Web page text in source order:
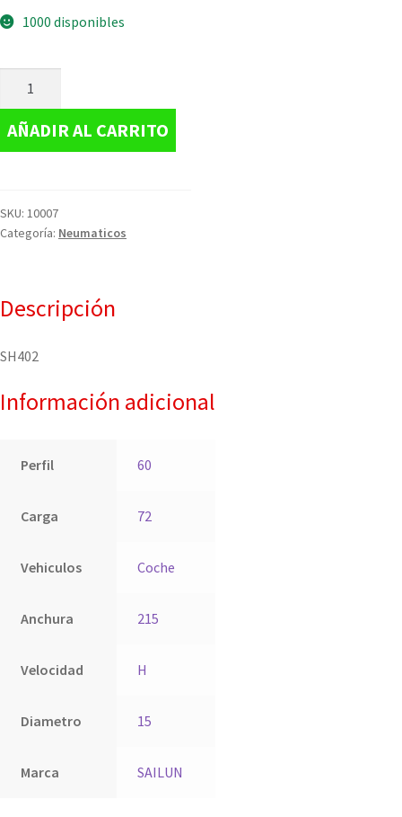
1000 disponibles
AÑADIR AL CARRITO
SKU: 10007
Categoría: Neumaticos
Descripción
SH402
Información adicional
Perfil 60
Carga 72
Vehiculos Coche
Anchura 215
Velocidad H
Diametro 15
Marca SAILUN